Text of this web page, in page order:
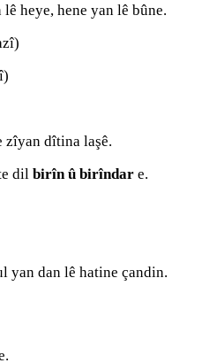
heye, hene yan lê bûne.
dîtina laşê.
dil birîn û birîndar e.
yan dan lê hatine çandin.